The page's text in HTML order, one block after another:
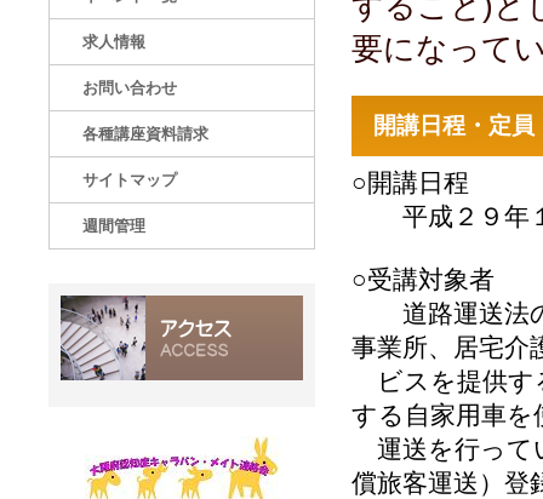
要になって
開講日程・定員
○開講日程
平成２９年１
○受講対象者
道路運送法の
事業所、居宅介
ビスを提供す
する自家用車を
運送を行って
償旅客運送）登
求人情報
お問い合わせ
各種講座資料請求
サイトマップ
週間管理